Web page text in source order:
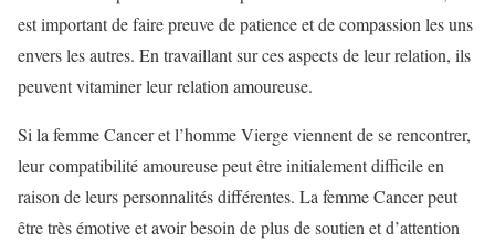
est important de faire preuve de patience et de compassion les uns
envers les autres. En travaillant sur ces aspects de leur relation, ils
peuvent vitaminer leur relation amoureuse.
Si la femme Cancer et l’homme Vierge viennent de se rencontrer,
leur compatibilité amoureuse peut être initialement difficile en
raison de leurs personnalités différentes. La femme Cancer peut
être très émotive et avoir besoin de plus de soutien et d’attention